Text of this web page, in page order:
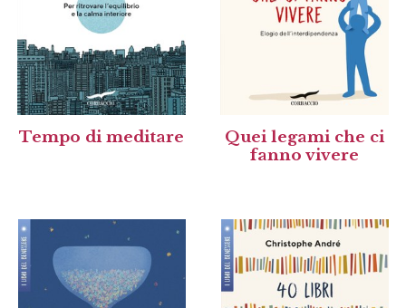
Tempo di meditare
Quei legami che ci
fanno vivere